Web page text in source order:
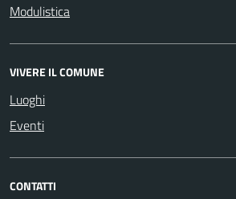
Modulistica
VIVERE IL COMUNE
Luoghi
Eventi
CONTATTI